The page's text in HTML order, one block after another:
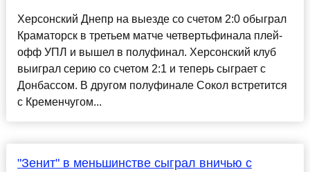
Херсонский Днепр на выезде со счетом 2:0 обыграл
Краматорск в третьем матче четвертьфинала плей-
офф УПЛ и вышел в полуфинал. Херсонский клуб
выиграл серию со счетом 2:1 и теперь сыграет с
Донбассом. В другом полуфинале Сокол встретится
с Кременчугом...
"Зенит" в меньшинстве сыграл вничью с